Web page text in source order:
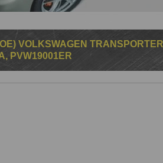
TRANSPORTER
PVW19001ER